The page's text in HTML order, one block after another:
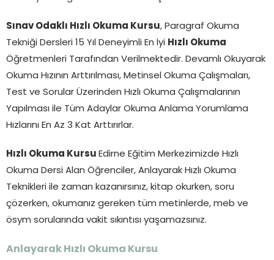
Sınav Odaklı Hızlı Okuma Kursu , Paragraf Okuma
Tekniği Dersleri 15 Yıl Deneyimli En İyi Hızlı Okuma
Öğretmenleri Tarafından Verilmektedir. Devamlı Okuyarak
Okuma Hızının Arttırılması, Metinsel Okuma Çalışmaları,
Test ve Sorular Üzerinden Hızlı Okuma Çalışmalarının
Yapılması ile Tüm Adaylar Okuma Anlama Yorumlama
Hızlarını En Az 3 Kat Arttırırlar.
Hızlı Okuma Kursu Edirne Eğitim Merkezimizde Hızlı
Okuma Dersi Alan Öğrenciler, Anlayarak Hızlı Okuma
Teknikleri ile zaman kazanırsınız, kitap okurken, soru
çözerken, okumanız gereken tüm metinlerde, meb ve
ösym sorularında vakit sıkıntısı yaşamazsınız.
Anlayarak Hızlı Okuma Kursu